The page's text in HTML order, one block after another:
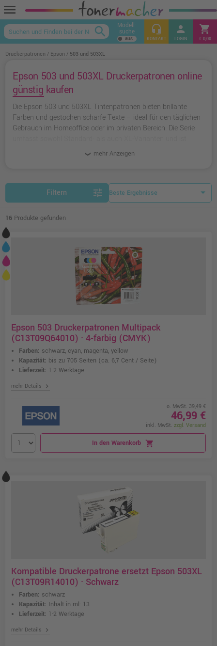
menu
keyboard_arrow_up
search Modell-
suche headset_mic
KONTAKT
person
LOGIN
shopping_cart
€ 0,00
Druckerpatronen Epson 503 und 503XL
Epson 503 und 503XL Druckerpatronen online
günstig kaufen
Die Epson 503 und 503XL Tintenpatronen bieten brillante
Farben und gestochen scharfe Texte – ideal für den täglichen
Gebrauch im Homeoffice oder im privaten Bereich. Die Serie
damit flexibel für unterschiedliche Druckvolumen einsetzbar.
Besonders praktisch: Die separaten Farbpatronen ermöglichen
alle, die zusätzlich sparen möchten, empfehlen sich die
alternativen Epson-kompatiblen Tinten von Ampertec mit
überzeugender Qualität und umfangreicher Garantie.
mehr Anzeigen
Filtern tune
16 Produkte gefunden
Epson 503 Druckerpatronen Multipack
(C13T09Q64010) · 4-farbig (CMYK)
Farben: schwarz, cyan, magenta, yellow
Kapazität: bis zu 705 Seiten (ca. 6,7 Cent / Seite)
Lieferzeit: 1-2 Werktage
mehr Details chevron_right
o. MwSt. 39,49 €
46,99 €
inkl. MwSt. zzgl. Versand
In den Warenkorb shopping_cart
Kompatible Druckerpatrone ersetzt Epson 503XL
(C13T09R14010) · Schwarz
Farben: schwarz
Kapazität: Inhalt in ml: 13
Lieferzeit: 1-2 Werktage
mehr Details chevron_right